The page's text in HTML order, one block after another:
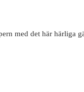
med det här härliga